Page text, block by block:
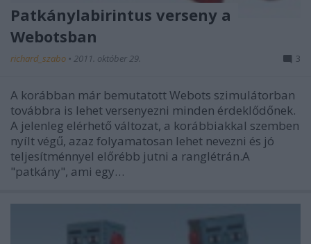
Patkánylabirintus verseny a
Webotsban
richard_szabo • 2011. október 29. 3
A korábban már bemutatott Webots szimulátorban
továbbra is lehet versenyezni minden érdeklődőnek.
A jelenleg elérhető változat, a korábbiakkal szemben
nyílt végű, azaz folyamatosan lehet nevezni és jó
teljesítménnyel előrébb jutni a ranglétrán.A
"patkány", ami egy…